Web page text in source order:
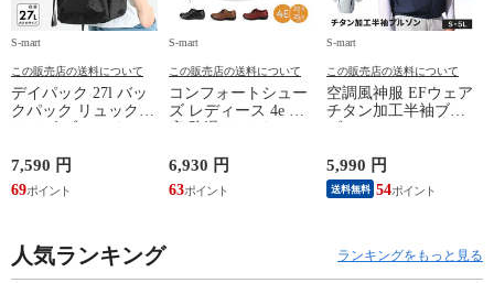
S-mart
この販売店の送料について
デイパック 27l バッ
クパック リュック
サイズ ブランド ロ
鞄 機内持ち込み 夏
スラッシャー
THRASHER r1929
7,590 円
69
S-mart
この販売店の送料について
コンフォートシュー
ズ レディース 4e 幅
広 防滑 サイドファ
シューズ 黒 トパー
ズ モア 靴 カジュア
ルシューズ 外反母趾
6,930 円
63
S-mart
この販売店の送料について
空調風神服 EFウェア
チタン加工半袖ブル
ゾン ベスト ファン
ジャケット 遮熱 作
業服 作業着 上着 ア
タックベース KF100
5,990 円
送料無料 54
人気ランキング ランキングをもっと見る